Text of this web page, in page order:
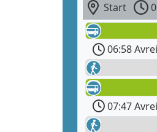
Start
06:58
07:47